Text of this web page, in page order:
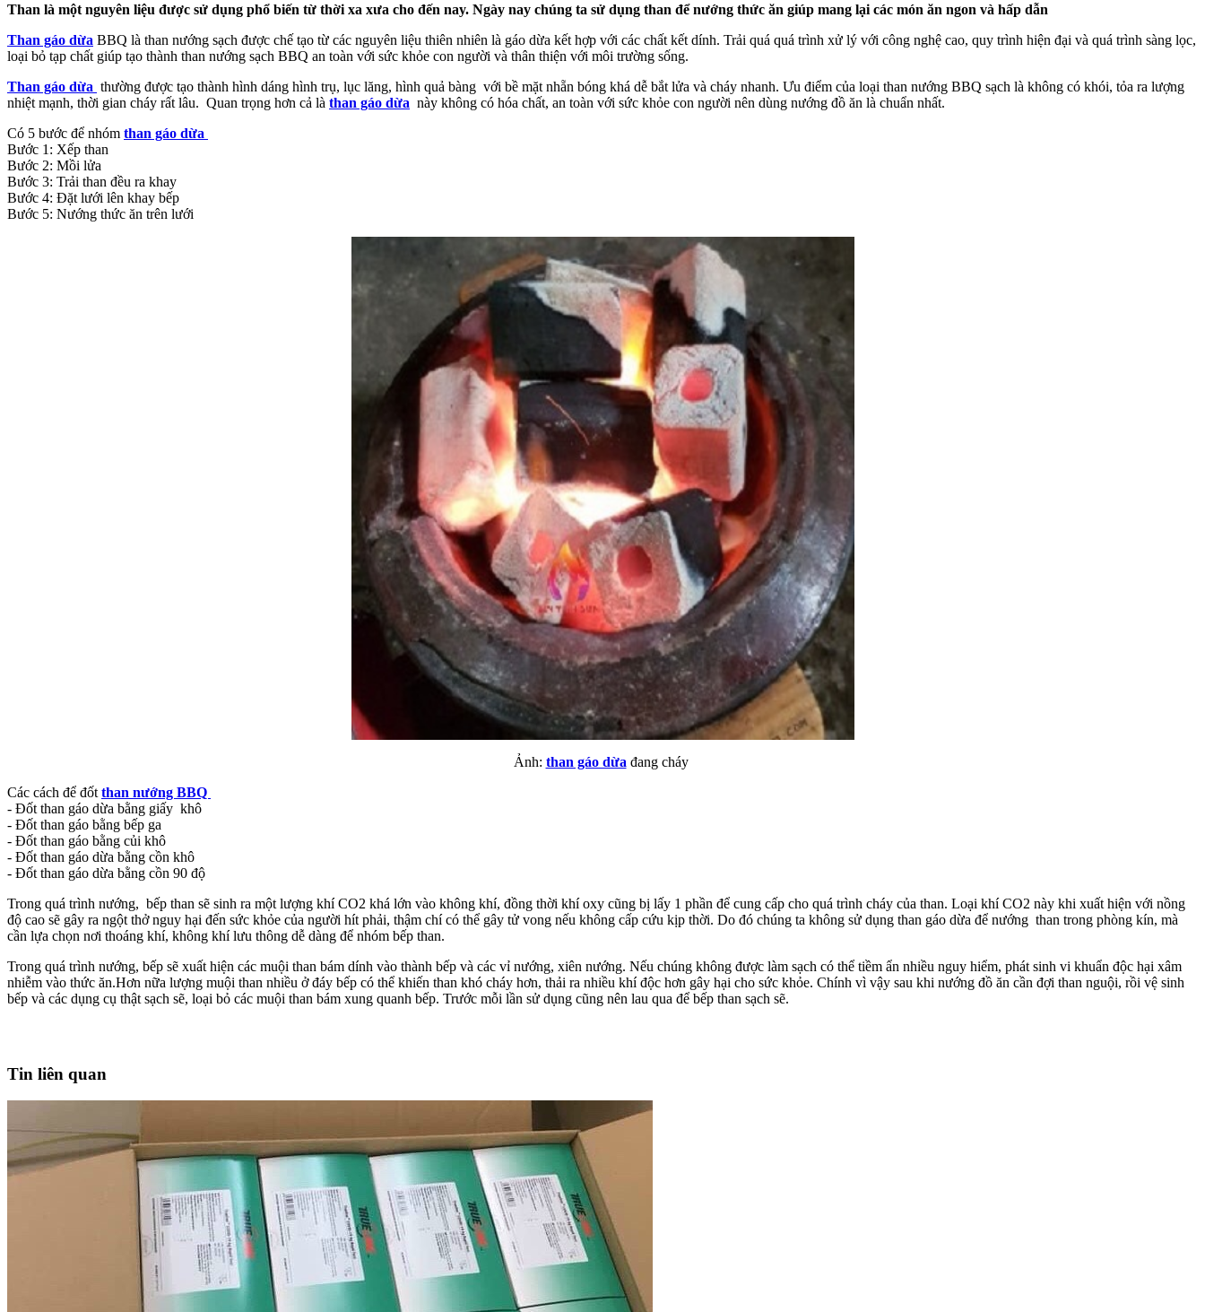
Than là một nguyên liệu được sử dụng phổ biến từ thời xa xưa cho đến nay. Ngày nay chúng ta sử dụng than để nướng thức ăn giúp mang lại các món ăn ngon và hấp dẫn
Than gáo dừa BBQ là than nướng sạch được chế tạo từ các nguyên liệu thiên nhiên là gáo dừa kết hợp với các chất kết dính. Trải quá quá trình xử lý với công nghệ cao, quy trình hiện đại và quá trình sàng lọc,
loại bỏ tạp chất giúp tạo thành than nướng sạch BBQ an toàn với sức khỏe con người và thân thiện với môi trường sống.
Than gáo dừa thường được tạo thành hình dáng hình trụ, lục lăng, hình quả bàng với bề mặt nhẵn bóng khá dễ bắt lửa và cháy nhanh. Ưu điểm của loại than nướng BBQ sạch là không có khói, tỏa ra lượng
nhiệt mạnh, thời gian cháy rất lâu. Quan trọng hơn cả là than gáo dừa này không có hóa chất, an toàn với sức khỏe con người nên dùng nướng đồ ăn là chuẩn nhất.
Có 5 bước để nhóm than gáo dừa
Bước 1: Xếp than
Bước 2: Mồi lửa
Bước 3: Trải than đều ra khay
Bước 4: Đặt lưới lên khay bếp
Bước 5: Nướng thức ăn trên lưới
Ảnh: than gáo dừa đang cháy
Các cách để đốt than nướng BBQ
- Đốt than gáo dừa bằng giấy khô
- Đốt than gáo bằng bếp ga
- Đốt than gáo bằng củi khô
- Đốt than gáo dừa bằng cồn khô
- Đốt than gáo dừa bằng cồn 90 độ
Trong quá trình nướng, bếp than sẽ sinh ra một lượng khí CO2 khá lớn vào không khí, đồng thời khí oxy cũng bị lấy 1 phần để cung cấp cho quá trình cháy của than. Loại khí CO2 này khi xuất hiện với nồng
độ cao sẽ gây ra ngột thở nguy hại đến sức khỏe của người hít phải, thậm chí có thể gây tử vong nếu không cấp cứu kịp thời. Do đó chúng ta không sử dụng than gáo dừa để nướng than trong phòng kín, mà
cần lựa chọn nơi thoáng khí, không khí lưu thông dễ dàng để nhóm bếp than.
Trong quá trình nướng, bếp sẽ xuất hiện các muội than bám dính vào thành bếp và các vỉ nướng, xiên nướng. Nếu chúng không được làm sạch có thể tiềm ẩn nhiều nguy hiểm, phát sinh vi khuẩn độc hại xâm
nhiễm vào thức ăn.Hơn nữa lượng muội than nhiều ở đáy bếp có thể khiến than khó cháy hơn, thải ra nhiều khí độc hơn gây hại cho sức khỏe. Chính vì vậy sau khi nướng đồ ăn cần đợi than nguội, rồi vệ sinh
bếp và các dụng cụ thật sạch sẽ, loại bỏ các muội than bám xung quanh bếp. Trước mỗi lần sử dụng cũng nên lau qua để bếp than sạch sẽ.
Tin liên quan